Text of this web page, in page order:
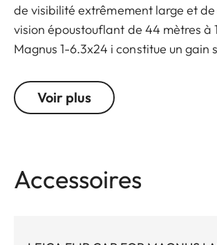
de visibilité extrêmement large et
vision époustouflant de 44 mètres à
Magnus 1-6.3x24 i constitue un gain
pupille de sortie très large et à un
parfaitement net, extrêmement clair,
généreuse comprise entre 1 à 6.3
Voir plus
Accessoires